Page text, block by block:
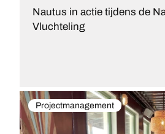
Nautus in actie tijdens de
Vluchteling
Projectmanagement